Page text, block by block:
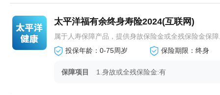
太平洋福有余终身寿险2024(互联网)
属于人寿保障产品，提供身故保险金或全残保险金保
投保年龄：0-75周岁
保险期限：终身
保障项目 1.身故或全残保险金:有